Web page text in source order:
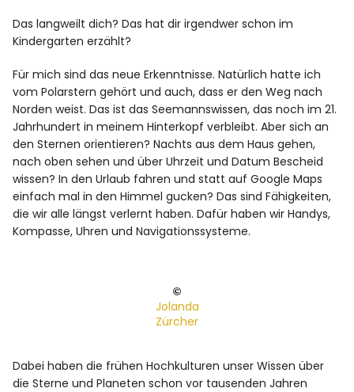
Das langweilt dich? Das hat dir irgendwer schon im
Kindergarten erzählt?
Für mich sind das neue Erkenntnisse. Natürlich hatte ich
vom Polarstern gehört und auch, dass er den Weg nach
Norden weist. Das ist das Seemannswissen, das noch im 21.
Jahrhundert in meinem Hinterkopf verbleibt. Aber sich an
den Sternen orientieren? Nachts aus dem Haus gehen,
nach oben sehen und über Uhrzeit und Datum Bescheid
wissen? In den Urlaub fahren und statt auf Google Maps
einfach mal in den Himmel gucken? Das sind Fähigkeiten,
die wir alle längst verlernt haben. Dafür haben wir Handys,
Kompasse, Uhren und Navigationssysteme.
©
Jolanda
Zürcher
Dabei haben die frühen Hochkulturen unser Wissen über
die Sterne und Planeten schon vor tausenden Jahren